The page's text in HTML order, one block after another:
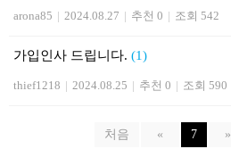
arona85 | 2024.08.27 | 추천 0 | 조회 542
가입인사 드립니다. (1)
thief1218 | 2024.08.25 | 추천 0 | 조회 590
처음 « 7 »